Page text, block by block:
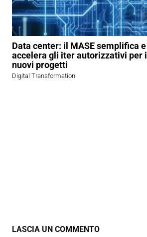
Data center: il MASE semplifica e
accelera gli iter autorizzativi per i
nuovi progetti
Digital Transformation
LASCIA UN COMMENTO